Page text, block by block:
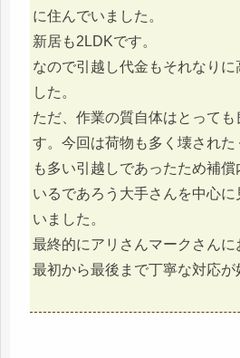
に住んでいました。
新居も2LDKです。
なので引越し代金もそれなりに
した。
ただ、作業の質自体はとっても
す。今回は荷物も多く壊され
も多い引越しであったため補
いるであろう大手さんを中心
いました。
最終的にアリさんマークさん
最初から最後まで丁寧な対応が